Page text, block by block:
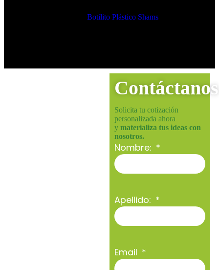
Botilito Plástico Shams
Contáctanos
Solicita tu cotización
personalizada ahora
y materializa tus ideas con
nosotros.
Nombre:
Apellido:
Email